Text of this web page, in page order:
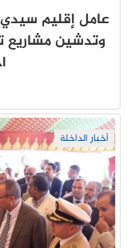
عامل إقليم
وتدشين مشاريع
أخبار الداخلة